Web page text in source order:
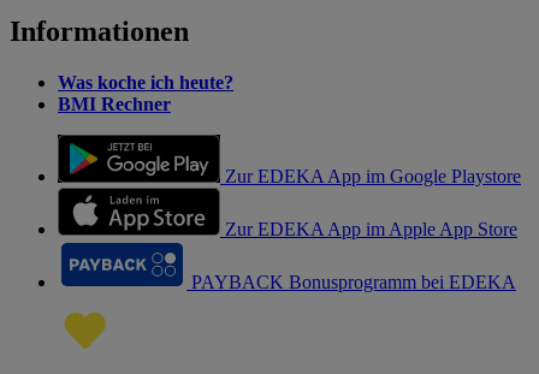
Informationen
Was koche ich heute?
BMI Rechner
Zur EDEKA App im Google Playstore
Zur EDEKA App im Apple App Store
PAYBACK Bonusprogramm bei EDEKA